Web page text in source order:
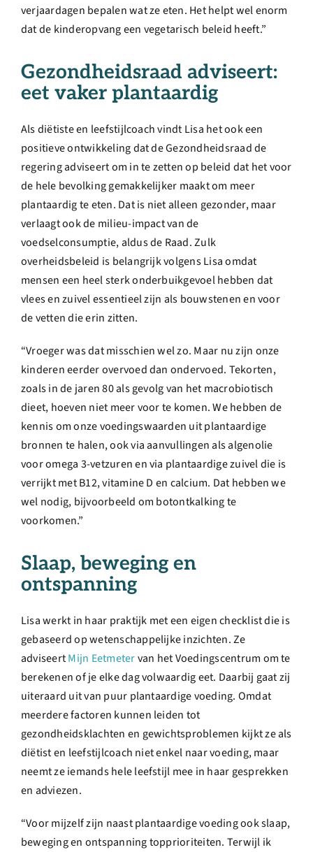
verjaardagen bepalen wat ze eten. Het helpt wel enorm
dat de kinderopvang een vegetarisch beleid heeft.”
Gezondheidsraad adviseert:
eet vaker plantaardig
Als diëtiste en leefstijlcoach vindt Lisa het ook een
positieve ontwikkeling dat de Gezondheidsraad de
regering adviseert om in te zetten op beleid dat het voor
de hele bevolking gemakkelijker maakt om meer
plantaardig te eten. Dat is niet alleen gezonder, maar
verlaagt ook de milieu-impact van de
voedselconsumptie, aldus de Raad. Zulk
overheidsbeleid is belangrijk volgens Lisa omdat
mensen een heel sterk onderbuikgevoel hebben dat
vlees en zuivel essentieel zijn als bouwstenen en voor
de vetten die erin zitten.
“Vroeger was dat misschien wel zo. Maar nu zijn onze
kinderen eerder overvoed dan ondervoed. Tekorten,
zoals in de jaren 80 als gevolg van het macrobiotisch
dieet, hoeven niet meer voor te komen. We hebben de
kennis om onze voedingswaarden uit plantaardige
bronnen te halen, ook via aanvullingen als algenolie
voor omega 3-vetzuren en via plantaardige zuivel die is
verrijkt met B12, vitamine D en calcium. Dat hebben we
wel nodig, bijvoorbeeld om botontkalking te
voorkomen.”
Slaap, beweging en
ontspanning
Lisa werkt in haar praktijk met een eigen checklist die is
gebaseerd op wetenschappelijke inzichten. Ze
adviseertMijn Eetmetervan het Voedingscentrum om te
berekenen of je elke dag volwaardig eet. Daarbij gaat zij
uiteraard uit van puur plantaardige voeding. Omdat
meerdere factoren kunnen leiden tot
gezondheidsklachten en gewichtsproblemen kijkt ze als
diëtist en leefstijlcoach niet enkel naar voeding, maar
neemt ze iemands hele leefstijl mee in haar gesprekken
en adviezen.
“Voor mijzelf zijn naast plantaardige voeding ook slaap,
beweging en ontspanning topprioriteiten. Terwijl ik